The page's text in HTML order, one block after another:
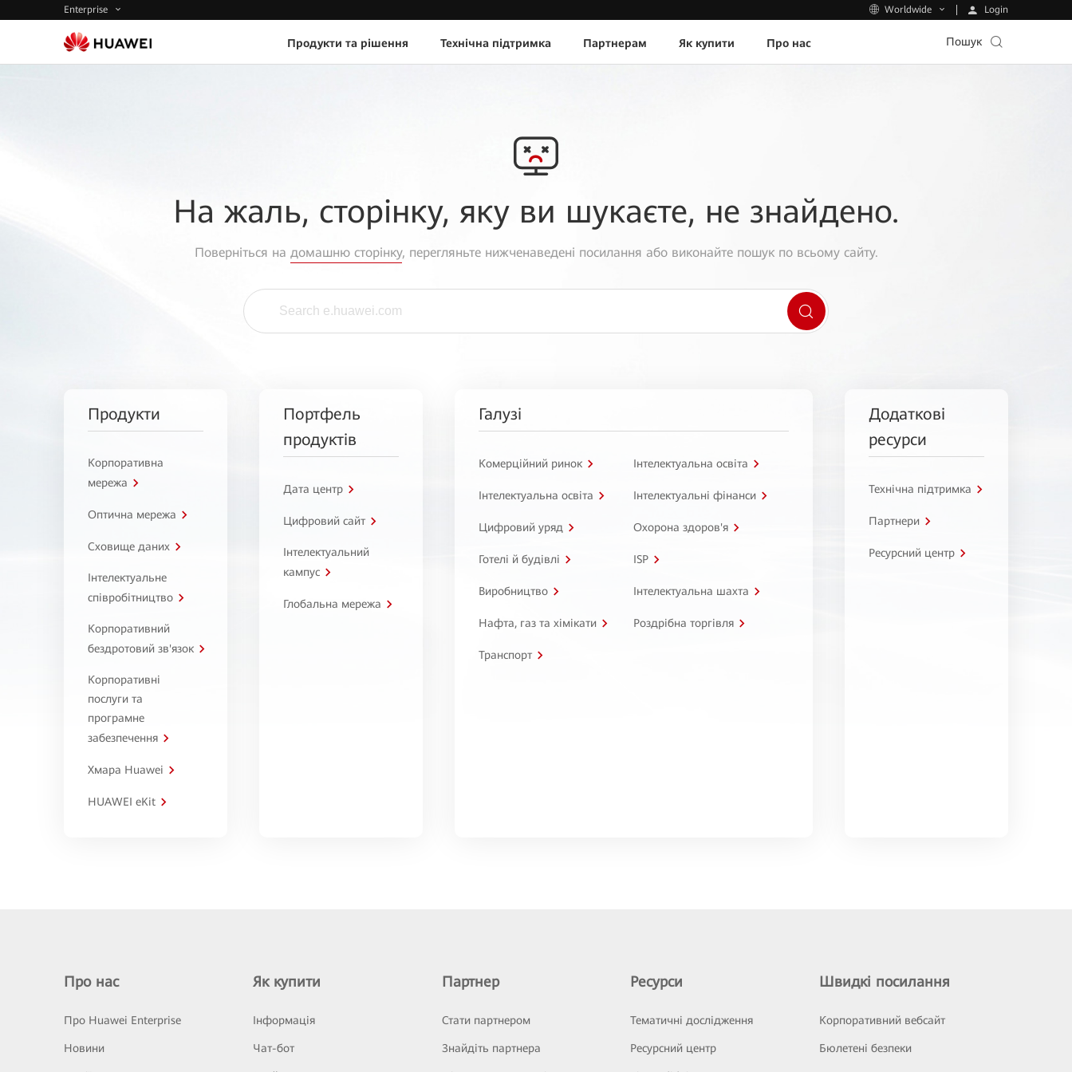
Enterprise Worldwide Login
Продукти та рішення Технічна підтримка Партнерам Як купити Про нас Пошук
На жаль, сторінку, яку ви шукаєте, не знайдено.
Поверніться на домашню сторінку, перегляньте нижченаведені посилання або виконайте пошук по всьому сайту.
Продукти
Корпоративна
мережа
Оптична мережа
Сховище даних
Інтелектуальне
співробітництво
Корпоративний
бездротовий зв'язок
Корпоративні
послуги та
програмне
забезпечення
Хмара Huawei
HUAWEI eKit
Портфель
продуктів
Дата центр
Цифровий сайт
Інтелектуальний
кампус
Глобальна мережа
Галузі
Комерційний ринок Інтелектуальна освіта
Інтелектуальна освіта Інтелектуальні фінанси
Цифровий уряд Охорона здоров'я
Готелі й будівлі ISP
Виробництво Інтелектуальна шахта
Нафта, газ та хімікати Роздрібна торгівля
Транспорт
Додаткові
ресурси
Технічна підтримка
Партнери
Ресурсний центр
Про нас
Про Huawei Enterprise
Новини
Як купити
Інформація
Чат-бот
Партнер
Стати партнером
Знайдіть партнера
Ресурси
Тематичні дослідження
Ресурсний центр
Швидкі посилання
Корпоративний вебсайт
Бюлетені безпеки